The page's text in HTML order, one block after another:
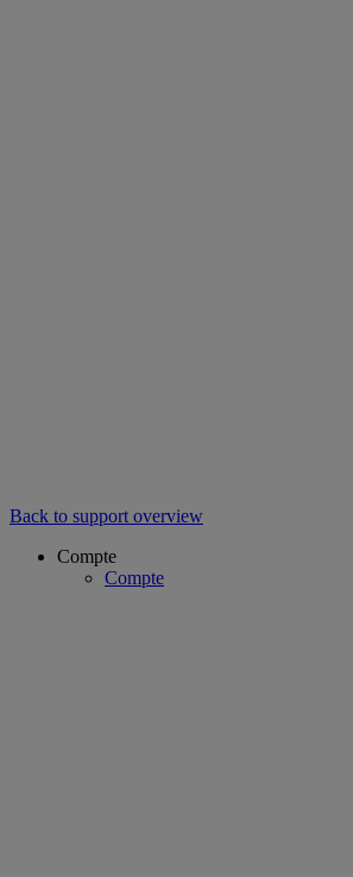
Back to support overview
Compte
Compte